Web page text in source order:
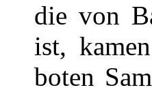
die von
ist,
boten